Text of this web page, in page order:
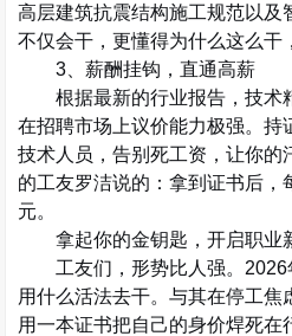
高层建筑抗震结构施工规范以及
不仅会干，更懂得为什么这么干
3 、薪酬挂钩，直通高薪
根据最新的行业报告，技术
在招聘市场上议价能力极强。持
技术人员，告别死工资，让你的
的工友罗洁说的：拿到证书后，
元。
拿起你的金钥匙，开启职业
工友们，形势比人强。 2026
用什么活法去干。与其在停工焦
用一本证书把自己的身价焊死在